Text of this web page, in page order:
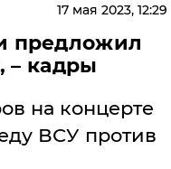
17 мая 2023, 12:29
предложил
– кадры
на концерте
ВСУ против